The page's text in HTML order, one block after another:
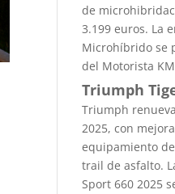
de
3.199 euros. La
Microhíbrido se
del Motorista
Triumph
Triumph
2025, con
equipamiento
trail de asfalto.
Sport 660 2025